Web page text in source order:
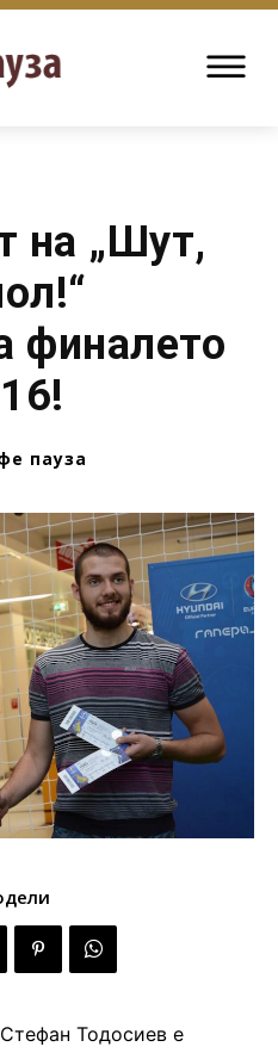
на „Шут,
финалето
пауза
Тодосиев е